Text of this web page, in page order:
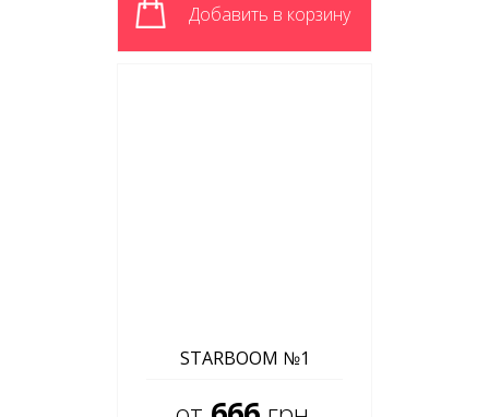
Добавить в корзину
STARBOOM №1